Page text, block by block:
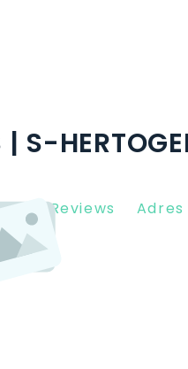
S-
Reviews Adres